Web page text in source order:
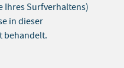
Ihres Surfverhaltens)
in dieser
behandelt.